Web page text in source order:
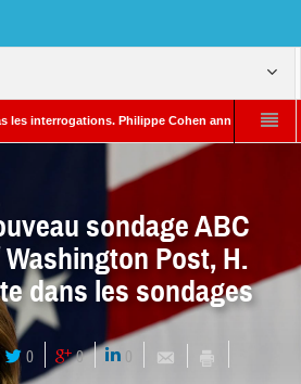
Philippe Cohen annonce se réserver
Actualités L’Iran menace de frapper
sondage ABC
Post, H.
dans les sondages
0 0 0